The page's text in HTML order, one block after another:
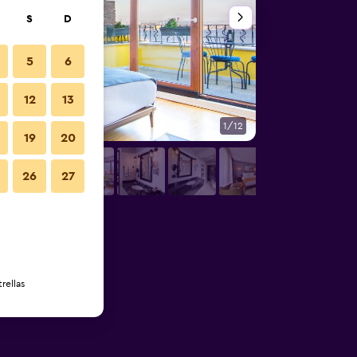
1/12
S D
5 6
12 13
19 20
26 27